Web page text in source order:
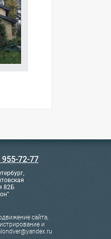
72-77
82Б
сайта,
и